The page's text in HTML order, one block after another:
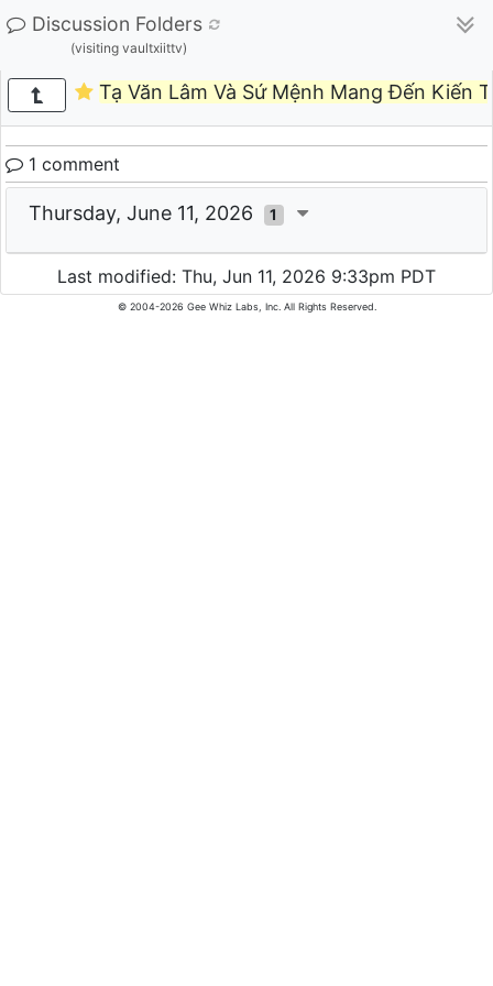
Discussion Folders
(visiting vaultxiittv)
Tạ Văn Lâm Và Sứ Mệnh Mang Đến Kiến
1 comment
Thursday, June 11, 2026 1
Last modified: Thu, Jun 11, 2026 9:33pm PDT
© 2004-2026 Gee Whiz Labs, Inc. All Rights Reserved.